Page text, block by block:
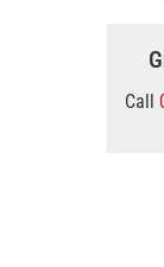
Call